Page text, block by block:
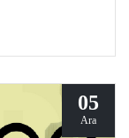
18 Ocak 2026!
05
Ara